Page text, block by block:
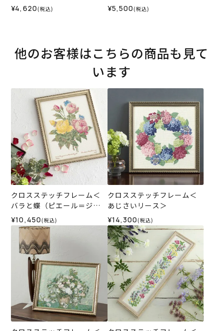
¥4,620 (税込) ¥5,500 (税込)
他のお客様はこちらの商品も見て
います
クロスステッチフレーム＜
バラと蝶（ピエール＝ジョ
ゼフ・ルドゥーテ）＞
¥10,450 (税込)
クロスステッチフレーム＜
あじさいリース＞
¥14,300 (税込)